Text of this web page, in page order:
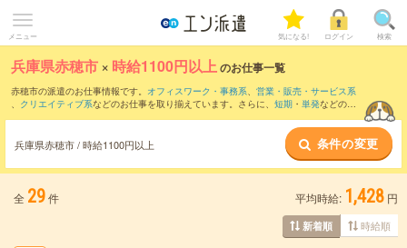
メニュー 気になる! ログイン 検索
兵庫県赤穂市 × 時給1100円以上のお仕事一覧
赤穂市の派遣のお仕事情報です。 オフィスワーク・事務系、 営業・販売・サービス系
、 クリエイティブ系などのお仕事を取り揃えています。さらに、 短期 ・ 単発などの期
時給1150円以上 ・1800円以上の求人はこちら
当サイトでは法令を遵守し、最低賃金以上の求人のみを掲載しています。
兵庫県赤穂市 / 時給1100円以上 条件の変更
全 29件 平均時給: 1,428 円
新着順 時給順